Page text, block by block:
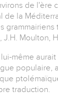
de l'ère
de la
grammairiens
J.H. Moulton,
même
populaire,
traduction.